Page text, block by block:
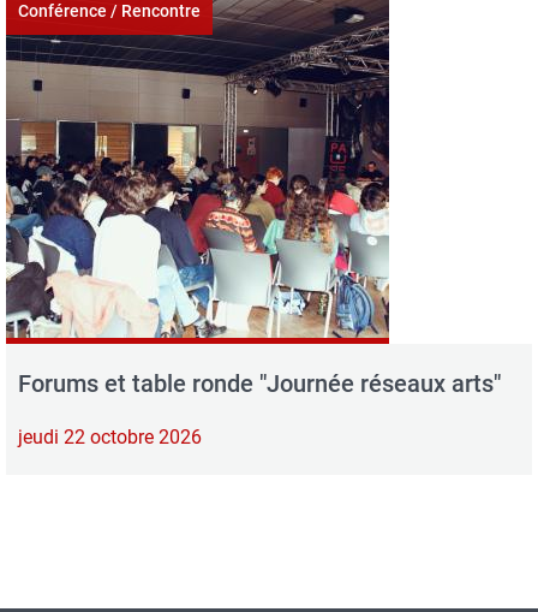
Conférence / Rencontre
Forums et table ronde "Journée réseaux arts"
jeudi 22 octobre 2026